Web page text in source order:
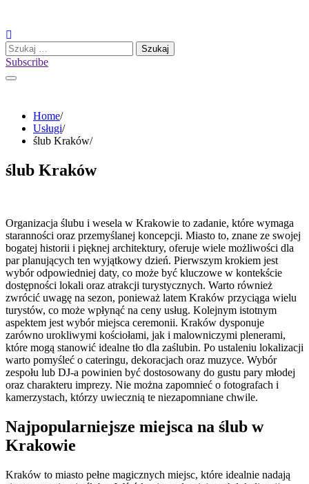
content
Szukaj:
Subscribe
Home
Usługi
ślub Kraków
ślub Kraków
Organizacja ślubu i wesela w Krakowie to zadanie, które wymaga
staranności oraz przemyślanej koncepcji. Miasto to, znane ze swojej
bogatej historii i pięknej architektury, oferuje wiele możliwości dla
par planujących ten wyjątkowy dzień. Pierwszym krokiem jest
wybór odpowiedniej daty, co może być kluczowe w kontekście
dostępności lokali oraz atrakcji turystycznych. Warto również
zwrócić uwagę na sezon, ponieważ latem Kraków przyciąga wielu
turystów, co może wpłynąć na ceny usług. Kolejnym istotnym
aspektem jest wybór miejsca ceremonii. Kraków dysponuje
zarówno urokliwymi kościołami, jak i malowniczymi plenerami,
które mogą stanowić idealne tło dla zaślubin. Po ustaleniu lokalizacji
warto pomyśleć o cateringu, dekoracjach oraz muzyce. Wybór
zespołu lub DJ-a powinien być dostosowany do gustu pary młodej
oraz charakteru imprezy. Nie można zapomnieć o fotografach i
kamerzystach, którzy uwiecznią te niezapomniane chwile.
Najpopularniejsze miejsca na ślub w
Krakowie
Kraków to miasto pełne magicznych miejsc, które idealnie nadają